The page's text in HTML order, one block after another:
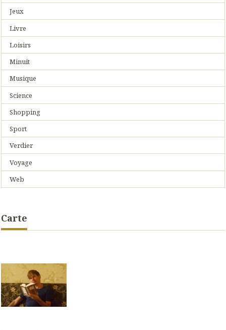
Jeux
Livre
Loisirs
Minuit
Musique
Science
Shopping
Sport
Verdier
Voyage
Web
Carte